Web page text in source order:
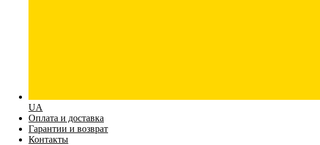
UA
Оплата и доставка
Гарантии и возврат
Контакты